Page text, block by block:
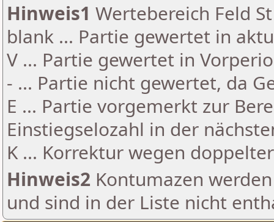
Hinweis1 Wertebereich Feld
blank ... Partie gewertet in
V ... Partie gewertet in
- ... Partie nicht gewertet, da
E ... Partie vorgemerkt zur
Einstiegselozahl in der
K ... Korrektur wegen
Hinweis2 Kontumazen
und sind in der Liste nicht